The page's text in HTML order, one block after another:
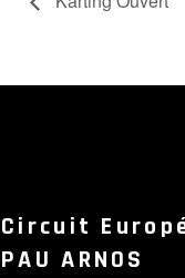
Circuit
PAU ARNOS